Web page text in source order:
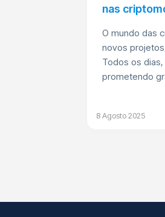
nas
O mundo das
novos
Todos os
prometendo
8 Agosto 2025